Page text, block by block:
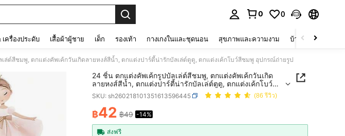
0 0
เครื่องประดับ เสื้อผ้าผู้ชาย เด็ก รองเท้า กางเกงในและชุดนอน สุขภาพและความงาม บ้านและที่อยู่อาศัย
ล่ต์สีชมพู, ตกแต่งคัพเค้กวันเกิดลายหงส์สีน้ำ, ตกแต่งปาร์ตี้น่ารักบัลเล่ต์ตูตู, ตกแต่งเค้กโบว์สีชมพู อุปกรณ์ถ่ายรูป
24 ชิ้น ตกแต่งคัพเค้กรูปบัลเล่ต์สีชมพู, ตกแต่งคัพเค้กวันเกิด
ลายหงส์สีน้ำ, ตกแต่งปาร์ตี้น่ารักบัลเล่ต์ตูตู, ตกแต่งเค้กโบว์
สีชมพู อุปกรณ์ถ่ายรูป
SKU: sh260218101351613596445 (86 รีวิว)
PRICE AND AVAILABILITY
฿42 ฿49 -14%
ส่งฟรี